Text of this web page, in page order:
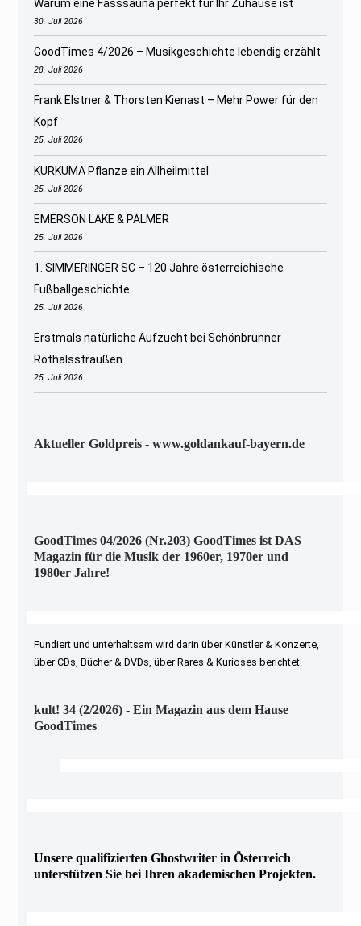
Warum eine Fasssauna perfekt für Ihr Zuhause ist
30. Juli 2026
GoodTimes 4/2026 – Musikgeschichte lebendig erzählt
28. Juli 2026
Frank Elstner & Thorsten Kienast – Mehr Power für den
Kopf
25. Juli 2026
KURKUMA Pflanze ein Allheilmittel
25. Juli 2026
EMERSON LAKE & PALMER
25. Juli 2026
1. SIMMERINGER SC – 120 Jahre österreichische
Fußballgeschichte
25. Juli 2026
Erstmals natürliche Aufzucht bei Schönbrunner
Rothalsstraußen
25. Juli 2026
Aktueller Goldpreis - www.goldankauf-bayern.de
GoodTimes 04/2026 (Nr.203) GoodTimes ist DAS
Magazin für die Musik der 1960er, 1970er und
1980er Jahre!
Fundiert und unterhaltsam wird darin über Künstler & Konzerte,
über CDs, Bücher & DVDs, über Rares & Kurioses berichtet.
kult! 34 (2/2026) - Ein Magazin aus dem Hause
GoodTimes
Unsere qualifizierten Ghostwriter in Österreich
unterstützen Sie bei Ihren akademischen Projekten.